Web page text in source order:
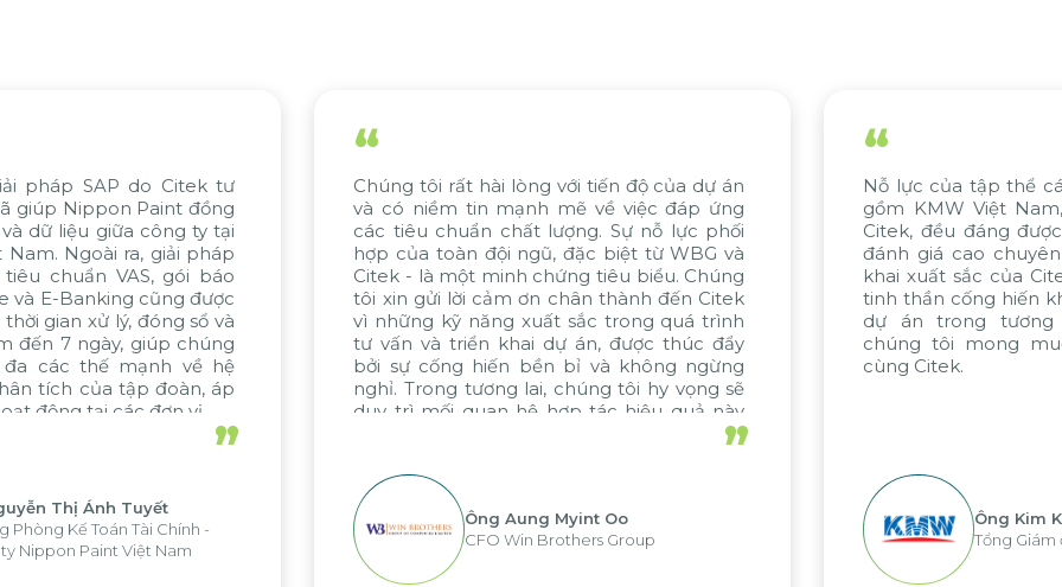
tôi rất hài lòng với tiến độ của dự án
niềm tin mạnh mẽ về việc đáp ứng
tiêu chuẩn chất lượng. Sự nỗ lực phối
của toàn đội ngũ, đặc biệt từ WBG và
- là một minh chứng tiêu biểu. Chúng
gửi lời cảm ơn chân thành đến Citek
kỹ năng xuất sắc trong quá trình
và triển khai dự án, được thúc đẩy
sự cống hiến bền bỉ và không ngừng
Trong tương lai, chúng tôi hy vọng sẽ
trì mối quan hệ hợp tác hiệu quả này
Citek trong các dự án sắp tới.
Ông Aung Myint Oo
CFO Win Brothers Group
Nỗ lực của tập thể các bên liên quan, bao
gồm KMW Việt Nam, KMW Hàn Quốc và
Citek, đều đáng được ghi nhận. Chúng tôi
đánh giá cao chuyên môn tư vấn và triển
khai xuất sắc của Citek, được thể hiện qua
tinh thần cống hiến không ngừng. Nếu các
dự án trong tương lai được thực hiện,
chúng tôi mong muốn tiếp tục hợp tác
cùng Citek.
Ông Kim Kap Youl
Tổng Giám đốc KMW Việt Nam
Chúng
khoa
cách
Hệ
đề sản
nền
xu